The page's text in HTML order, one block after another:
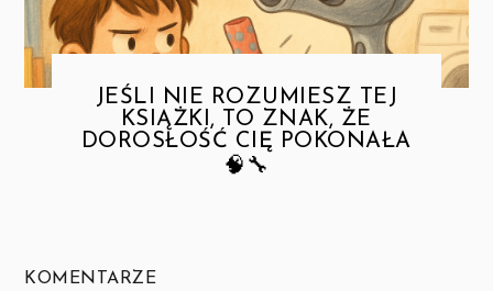
JEŚLI NIE ROZUMIESZ TEJ
KSIĄŻKI, TO ZNAK, ŻE
DOROSŁOŚĆ CIĘ POKONAŁA
🧠🔧
KOMENTARZE